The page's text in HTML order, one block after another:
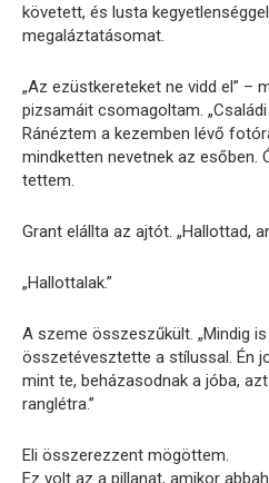
követett, és lusta
megaláztatásomat.
„Az ezüstkereteket ne vidd el” –
pizsamáit csomagoltam. „Családi
Ránéztem a kezemben lévő
mindketten nevetnek az esőben.
tettem.
Grant elállta az ajtót. „Hallottad,
„Hallottalak.”
A szeme összeszűkült. „Mindig
összetévesztette a stílussal. Én
mint te, beházasodnak a jóba,
ranglétra.”
Eli összerezzent mögöttem.
Ez volt az a pillanat, amikor